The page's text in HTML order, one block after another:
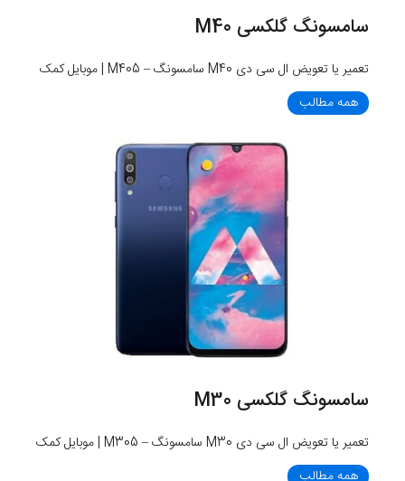
سامسونگ گلکسی M40
تعمیر یا تعویض ال سی دی M40 سامسونگ – M405 | موبایل کمک
همه مطالب
سامسونگ گلکسی M30
تعمیر یا تعویض ال سی دی M30 سامسونگ – M305 | موبایل کمک
همه مطالب